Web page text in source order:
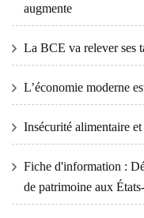
augmente
La BCE va relever ses
L’économie moderne
Insécurité alimentaire
Fiche d'information :
de patrimoine aux